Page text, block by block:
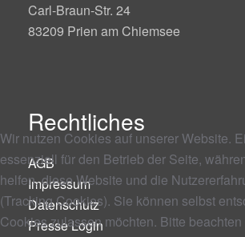
Carl-Braun-Str. 24
83209 Prien am Chiemsee
Rechtliches
AGB
Impressum
Datenschutz
Presse Login
Wir nutzen Cookies auf unserer Website.
essenziell für den Betrieb der Seite,
helfen, diese Website und die
(Tracking Cookies). Sie können selbst
Cookies zulassen möchten. Bitte